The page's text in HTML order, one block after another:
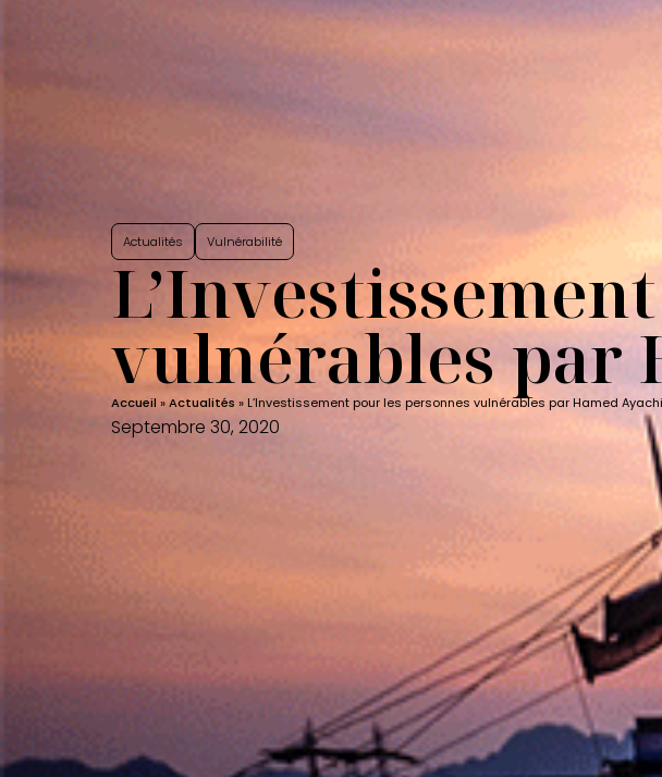
Actualités Vulnérabilité
vulnérables par
Accueil»Actualités » L’Investissement pour les personnes vulnérables par Hamed Ayachi
Septembre 30, 2020